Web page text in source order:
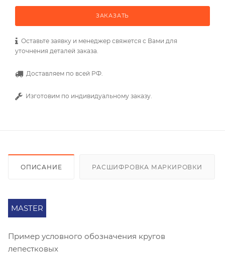
ЗАКАЗАТЬ
Оставьте заявку и менеджер свяжется с Вами для
уточнения деталей заказа.
Доставляем по всей РФ.
Изготовим по индивидуальному заказу.
ОПИСАНИЕ РАСШИФРОВКА МАРКИРОВКИ
MASTER
Пример условного обозначения кругов
лепестковых